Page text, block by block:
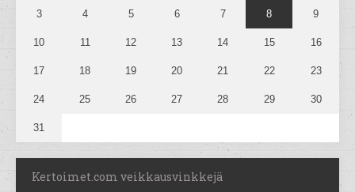
3 4 5 6 7 8 9
10 11 12 13 14 15 16
17 18 19 20 21 22 23
24 25 26 27 28 29 30
31
Kertoimet.com veikkausvinkkejä